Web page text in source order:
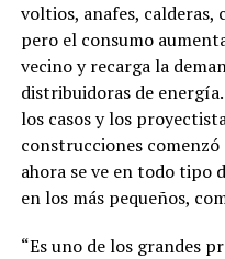
voltios, anafes,
pero el consumo
vecino y recarga la
distribuidoras de
los casos y los
construcciones
ahora se ve en todo tipo
en los más pequeños,
“Es uno de los grandes